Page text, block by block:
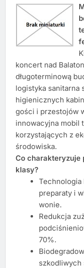
koncert nad
długoterminową
logistyka sanitarna
higienicznych
gości i przestojów
innowacyjna mobil
korzystających z
środowiska.
Co charakteryzuje
klasy?
Technologia
preparaty i
wonie.
Redukcja
70%.
szkodliwych